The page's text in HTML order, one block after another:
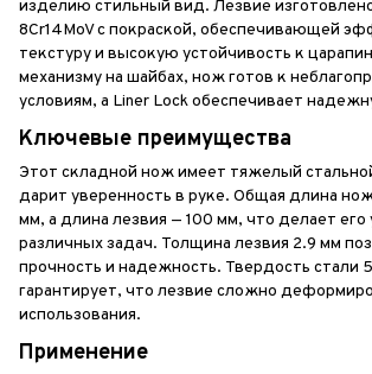
изделию стильный вид. Лезвие
8Cr14MoV с покраской, обеспечивающей
текстуру и высокую устойчивость к
механизму на шайбах, нож готов к
условиям, а Liner Lock обеспечивает
Ключевые преимущества
Этот складной нож имеет тяжелый
дарит уверенность в руке. Общая длина
мм, а длина лезвия — 100 мм, что делает
различных задач. Толщина лезвия 2.9 мм
прочность и надежность. Твердость стали
гарантирует, что лезвие сложно
использования.
Применение